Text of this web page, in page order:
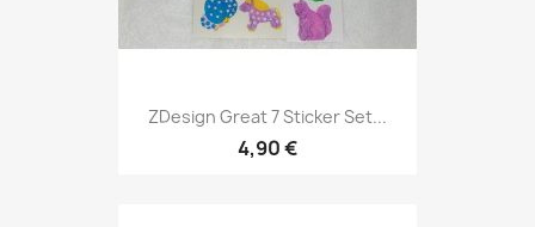
ZDesign Great 7 Sticker Set...
4,90 €